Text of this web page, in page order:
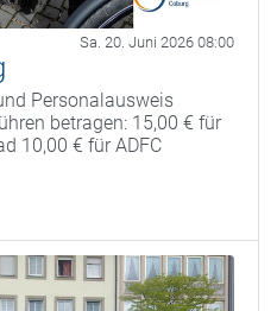
Sa. 20. Juni 2026 08:00
Personalausweis
betragen: 15,00 € für
10,00 € für ADFC